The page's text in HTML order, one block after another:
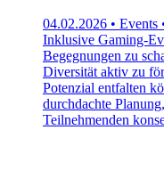
04.02.2026 • Events
Inklusive Gaming-
Begegnungen zu
Diversität aktiv zu
Potenzial entfalten
durchdachte
Teilnehmenden